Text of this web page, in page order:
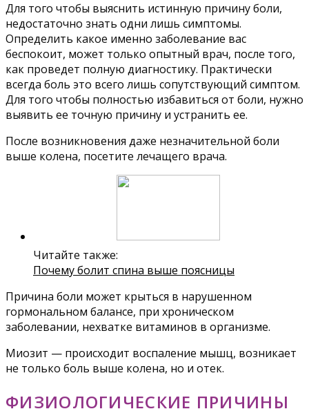
Для того чтобы выяснить истинную причину боли,
недостаточно знать одни лишь симптомы.
Определить какое именно заболевание вас
беспокоит, может только опытный врач, после того,
как проведет полную диагностику. Практически
всегда боль это всего лишь сопутствующий симптом.
Для того чтобы полностью избавиться от боли, нужно
выявить ее точную причину и устранить ее.
После возникновения даже незначительной боли
выше колена, посетите лечащего врача.
Читайте также:
Почему болит спина выше поясницы
Причина боли может крыться в нарушенном
гормональном балансе, при хроническом
заболевании, нехватке витаминов в организме.
Миозит — происходит воспаление мышц, возникает
не только боль выше колена, но и отек.
ФИЗИОЛОГИЧЕСКИЕ ПРИЧИНЫ